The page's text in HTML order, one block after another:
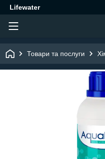
Lifewater
Товари та послуги